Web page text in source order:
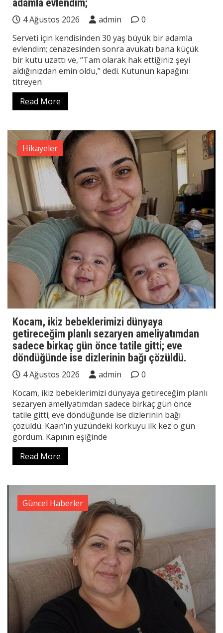
adamla evlendim;
4 Ağustos 2026 admin
0
Serveti için kendisinden 30 yaş büyük bir adamla
evlendim; cenazesinden sonra avukatı bana küçük
bir kutu uzattı ve, “Tam olarak hak ettiğiniz şeyi
aldığınızdan emin oldu,” dedi. Kutunun kapağını
titreyen
Read More
Hikayeler
Kocam, ikiz bebeklerimizi dünyaya
getireceğim planlı sezaryen ameliyatımdan
sadece birkaç gün önce tatile gitti; eve
döndüğünde ise dizlerinin bağı çözüldü.
4 Ağustos 2026 admin
0
Kocam, ikiz bebeklerimizi dünyaya getireceğim planlı
sezaryen ameliyatımdan sadece birkaç gün önce
tatile gitti; eve döndüğünde ise dizlerinin bağı
çözüldü. Kaan’ın yüzündeki korkuyu ilk kez o gün
gördüm. Kapının eşiğinde
Read More
Güncel Haberler